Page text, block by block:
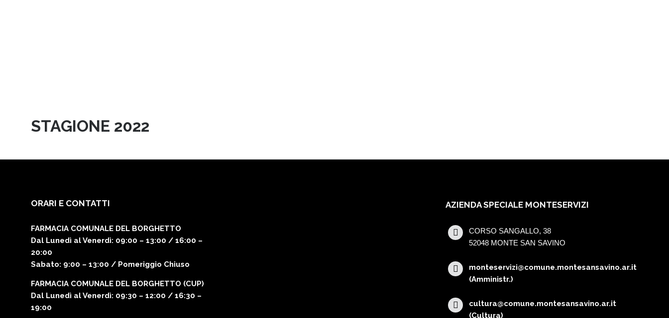
STAGIONE 2022
ORARI E CONTATTI
FARMACIA COMUNALE DEL BORGHETTO
Dal Lunedì al Venerdì: 09:00 – 13:00 / 16:00 –
20:00
Sabato: 9:00 – 13:00 / Pomeriggio Chiuso
FARMACIA COMUNALE DEL BORGHETTO (CUP)
Dal Lunedì al Venerdì: 09:30 – 12:00 / 16:30 –
19:00
AZIENDA SPECIALE MONTESERVIZI
CORSO SANGALLO, 38
52048 MONTE SAN SAVINO
monteservizi@comune.montesansavino.ar.it
(Amministr.)
cultura@comune.montesansavino.ar.it
(Cultura)